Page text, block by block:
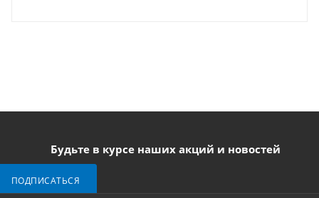
Будьте в курсе наших акций и новостей
ПОДПИСАТЬСЯ